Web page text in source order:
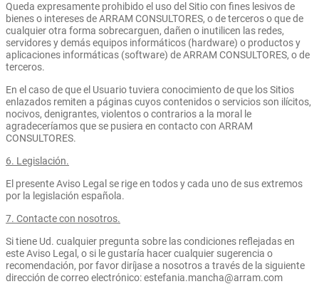
Queda expresamente prohibido el uso del Sitio con fines lesivos de
bienes o intereses de ARRAM CONSULTORES, o de terceros o que de
cualquier otra forma sobrecarguen, dañen o inutilicen las redes,
servidores y demás equipos informáticos (hardware) o productos y
aplicaciones informáticas (software) de ARRAM CONSULTORES, o de
terceros.
En el caso de que el Usuario tuviera conocimiento de que los Sitios
enlazados remiten a páginas cuyos contenidos o servicios son ilícitos,
nocivos, denigrantes, violentos o contrarios a la moral le
agradeceríamos que se pusiera en contacto con ARRAM
CONSULTORES.
6. Legislación.
El presente Aviso Legal se rige en todos y cada uno de sus extremos
por la legislación española.
7. Contacte con nosotros.
Si tiene Ud. cualquier pregunta sobre las condiciones reflejadas en
este Aviso Legal, o si le gustaría hacer cualquier sugerencia o
recomendación, por favor diríjase a nosotros a través de la siguiente
dirección de correo electrónico: estefania.mancha@arram.com